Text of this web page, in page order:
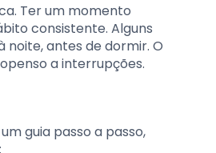
Ter um momento
consistente. Alguns
antes de dormir. O
a interrupções.
guia passo a passo,